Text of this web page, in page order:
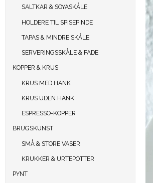
SALTKAR & SOYASKÅLE
HOLDERE TIL SPISEPINDE
TAPAS & MINDRE SKÅLE
SERVERINGSSKÅLE & FADE
KOPPER & KRUS
KRUS MED HANK
KRUS UDEN HANK
ESPRESSO-KOPPER
BRUGSKUNST
SMÅ & STORE VASER
KRUKKER & URTEPOTTER
PYNT